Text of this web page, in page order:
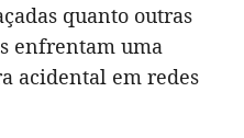
quanto outras
enfrentam uma
acidental em redes